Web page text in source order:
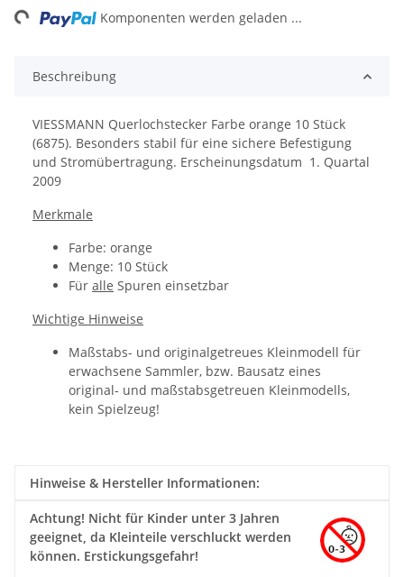
Komponenten werden geladen ...
Beschreibung
VIESSMANN Querlochstecker Farbe orange 10 Stück
(6875). Besonders stabil für eine sichere Befestigung
und Stromübertragung. Erscheinungsdatum 1. Quartal
2009
Merkmale
Farbe: orange
Menge: 10 Stück
Für alle Spuren einsetzbar
Wichtige Hinweise
Maßstabs- und originalgetreues Kleinmodell für
erwachsene Sammler, bzw. Bausatz eines
original- und maßstabsgetreuen Kleinmodells,
kein Spielzeug!
Hinweise & Hersteller Informationen:
Achtung! Nicht für Kinder unter 3 Jahren
geeignet, da Kleinteile verschluckt werden
können. Erstickungsgefahr!